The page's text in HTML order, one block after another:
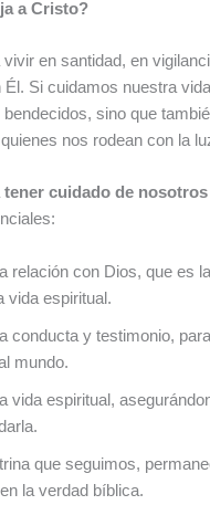
a Cristo?
en santidad, en
Si cuidamos nuestra
sino que
nos rodean con la
tener cuidado de
relación con Dios, que es
vida espiritual.
conducta y testimonio,
mundo.
vida espiritual,
que seguimos,
la verdad bíblica.